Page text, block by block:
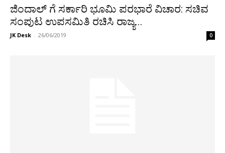
ಜಿಂದಾಲ್ ಗೆ ಸರ್ಕಾರಿ ಭೂಮಿ ಪರಭಾರೆ ವಿಚಾರ: ಸಚಿವ
ಸಂಪುಟ ಉಪಸಮಿತಿ ರಚಿಸಿ ರಾಜ್ಯ...
JK Desk - 26/06/2019 0